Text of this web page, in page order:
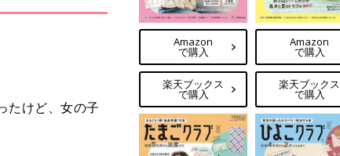
たけど、女の子
Amazon
で購入
楽天ブックス
で購入
Amazon
で購入
楽天ブックス
で購入